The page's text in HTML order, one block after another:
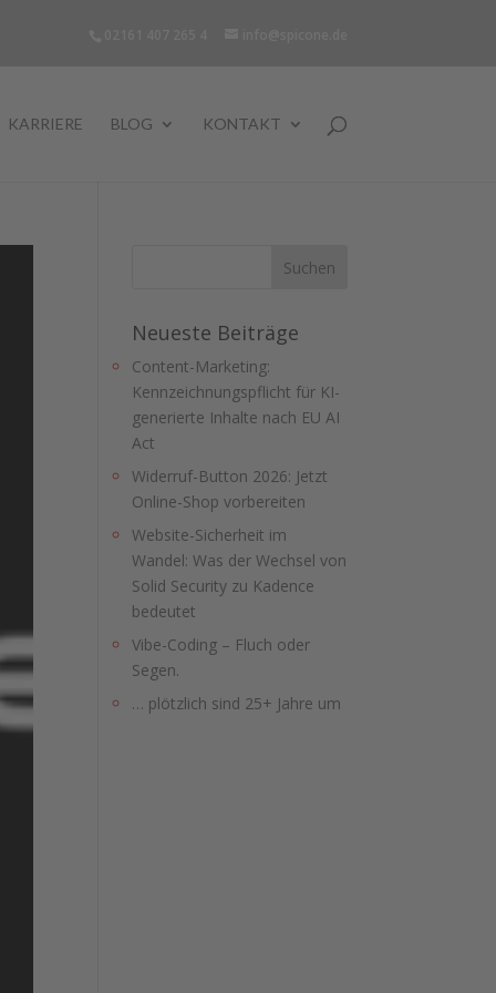
KARRIERE BLOG KONTAKT
Neueste Beiträge
Content-Marketing:
Kennzeichnungspflicht für KI-
generierte Inhalte nach EU AI
Act
Widerruf-Button 2026: Jetzt
Online-Shop vorbereiten
Website-Sicherheit im
Wandel: Was der Wechsel von
Solid Security zu Kadence
bedeutet
Vibe-Coding – Fluch oder
Segen.
… plötzlich sind 25+ Jahre um